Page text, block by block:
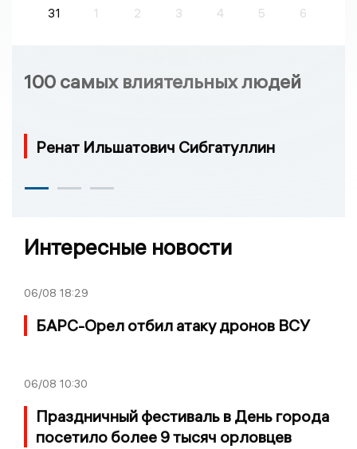
31
1 2 3 4 5 6
100 самых влиятельных людей
Ренат Ильшатович Сибгатуллин
Интересные новости
06/08 18:29
БАРС-Орел отбил атаку дронов ВСУ
06/08 10:30
Праздничный фестиваль в День города
посетило более 9 тысяч орловцев